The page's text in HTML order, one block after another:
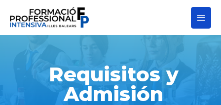
Requisitos y
Admisión